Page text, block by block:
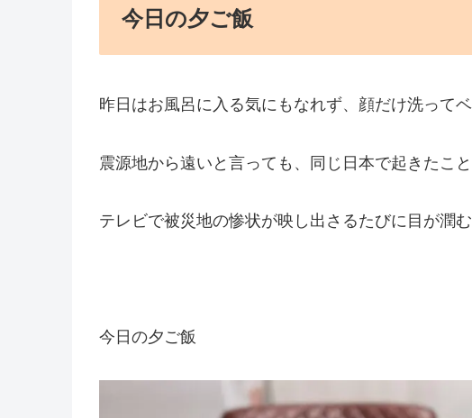
今日の夕ご飯
昨日はお風呂に入る気にもなれず、顔だけ洗ってベ
震源地から遠いと言っても、同じ日本で起きたこと
テレビで被災地の惨状が映し出さるたびに目が潤む
今日の夕ご飯